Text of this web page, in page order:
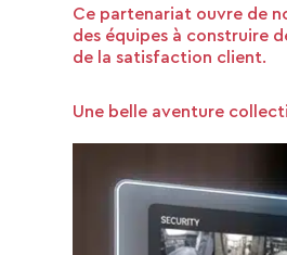
Ce partenariat ouvre de
des équipes à construire
de la satisfaction client.
Une belle aventure